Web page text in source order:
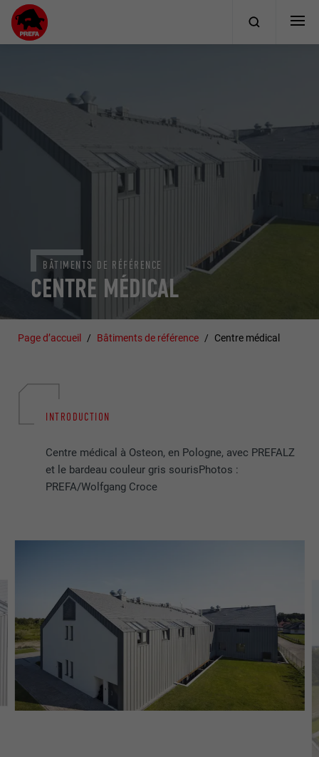
CENTRE MÉDICAL
BÂTIMENTS DE RÉFÉRENCE
Page d’accueil Bâtiments de référence Centre médical
INTRODUCTION
Centre médical à Osteon, en Pologne, avec PREFALZ
et le bardeau couleur gris sourisPhotos :
PREFA/Wolfgang Croce